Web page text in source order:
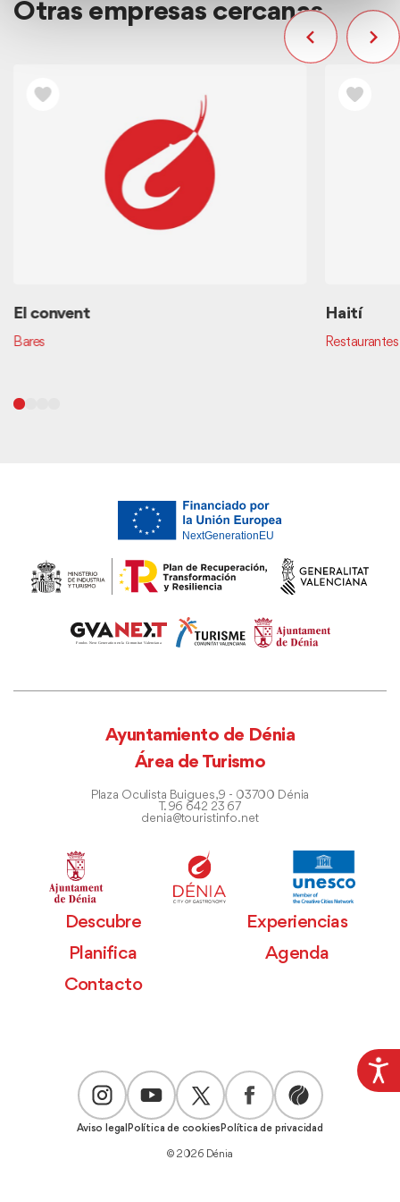
Otras empresas cercanas
El convent
Bares
Haití
Restaurantes
Ayuntamiento de Dénia
Área de Turismo
Plaza Oculista Buigues, 9 - 03700 Dénia
T. 96 642 23 67
denia@touristinfo.net
Descubre
Experiencias
Planifica
Agenda
Contacto
Aviso legal Política de cookies Política de privacidad
© 2026 Dénia